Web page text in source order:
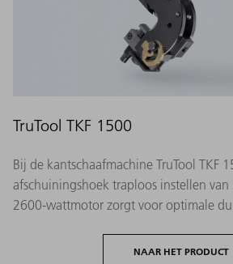
TruTool TKF 1500
Bij de kantschaafmachine TruTool TKF
afschuiningshoek traploos instellen van
2600-wattmotor zorgt voor optimale
NAAR HET PRODUCT